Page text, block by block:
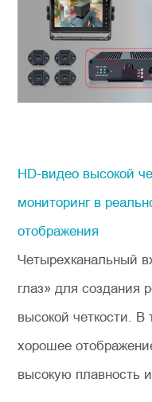
HD-видео высокой
мониторинг в
отображения
Четырехканальный
глаз» для создания
высокой четкости. В
хорошее
высокую плавность